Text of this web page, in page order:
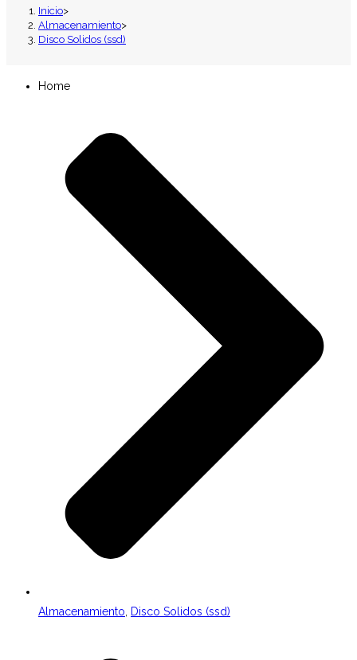
Inicio>
Almacenamiento>
Disco Solidos (ssd)
Home
Almacenamiento, Disco Solidos (ssd)